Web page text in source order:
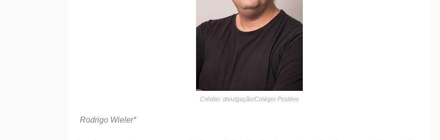
Crédito: divulgação/Colégio Positivo
Rodrigo Wieler*